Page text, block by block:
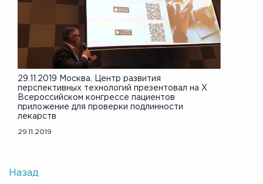
29.11.2019 Москва. Центр развития
перспективных технологий презентовал на X
Всероссийском конгрессе пациентов
приложение для проверки подлинности
лекарств
29.11.2019
Назад